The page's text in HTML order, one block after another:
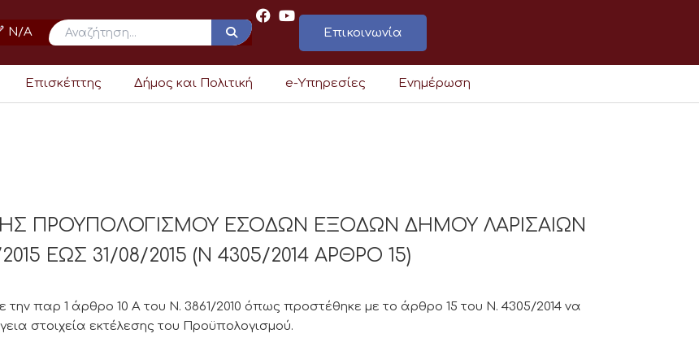
N/A Επικοινωνία
Επισκέπτης Δήμος και Πολιτική e-Υπηρεσίες Ενημέρωση
ΠΡΟΥΠΟΛΟΓΙΣΜΟΥ ΕΣΟΔΩΝ ΕΞΟΔΩΝ ΔΗΜΟΥ ΛΑΡΙΣΑΙΩΝ
ΕΩΣ 31/08/2015 (Ν 4305/2014 ΑΡΘΡΟ 15)
παρ 1 άρθρο 10 Α του Ν. 3861/2010 όπως προστέθηκε με το άρθρο 15 του Ν. 4305/2014 να
στοιχεία εκτέλεσης του Προϋπολογισμού.